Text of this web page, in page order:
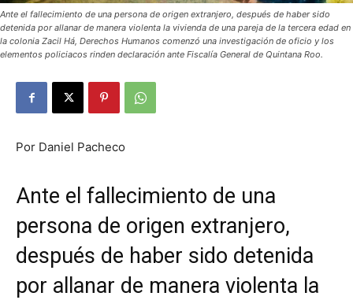
Ante el fallecimiento de una persona de origen extranjero, después de haber sido
detenida por allanar de manera violenta la vivienda de una pareja de la tercera edad en
la colonia Zacil Há, Derechos Humanos comenzó una investigación de oficio y los
elementos policiacos rinden declaración ante Fiscalía General de Quintana Roo.
Por Daniel Pacheco
Ante el fallecimiento de una
persona de origen extranjero,
después de haber sido detenida
por allanar de manera violenta la